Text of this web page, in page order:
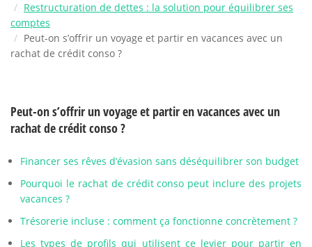
Restructuration de dettes : la solution pour équilibrer ses
comptes
Peut-on s’offrir un voyage et partir en vacances avec un
rachat de crédit conso ?
Peut-on s’offrir un voyage et partir en vacances avec un
rachat de crédit conso ?
Financer ses rêves d’évasion sans déséquilibrer son budget
Pourquoi le rachat de crédit conso peut inclure des projets
vacances ?
Trésorerie incluse : comment ça fonctionne concrètement ?
Les types de profils qui utilisent ce levier pour partir en